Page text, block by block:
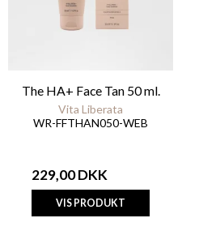
The HA+ Face Tan 50 ml.
Vita Liberata
WR-FFTHAN050-WEB
229,00 DKK
VIS PRODUKT